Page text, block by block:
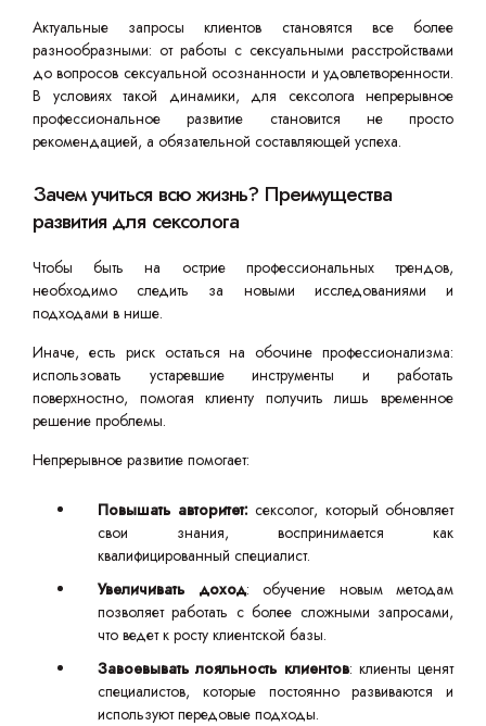
Актуальные запросы клиентов становятся все более
разнообразными: от работы с сексуальными расстройствами
до вопросов сексуальной осознанности и удовлетворенности.
В условиях такой динамики, для сексолога непрерывное
профессиональное развитие становится не просто
рекомендацией, а обязательной составляющей успеха.
Зачем учиться всю жизнь? Преимущества
развития для сексолога
Чтобы быть на острие профессиональных трендов,
необходимо следить за новыми исследованиями и
подходами в нише.
Иначе, есть риск остаться на обочине профессионализма:
использовать устаревшие инструменты и работать
поверхностно, помогая клиенту получить лишь временное
решение проблемы.
Непрерывное развитие помогает:
Повышать авторитет: сексолог, который обновляет
свои знания, воспринимается как
квалифицированный специалист.
Увеличивать доход: обучение новым методам
позволяет работать с более сложными запросами,
что ведет к росту клиентской базы.
Завоевывать лояльность клиентов: клиенты ценят
специалистов, которые постоянно развиваются и
используют передовые подходы.